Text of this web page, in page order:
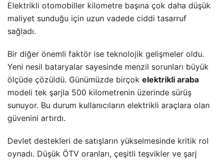
Elektrikli otomobiller kilometre başına çok daha düşük
maliyet sunduğu için uzun vadede ciddi tasarruf
sağladı.
Bir diğer önemli faktör ise teknolojik gelişmeler oldu.
Yeni nesil bataryalar sayesinde menzil sorunları büyük
ölçüde çözüldü. Günümüzde birçok elektrikli araba
modeli tek şarjla 500 kilometrenin üzerinde sürüş
sunuyor. Bu durum kullanıcıların elektrikli araçlara olan
güvenini artırdı.
Devlet destekleri de satışların yükselmesinde kritik rol
oynadı. Düşük ÖTV oranları, çeşitli teşvikler ve şarj